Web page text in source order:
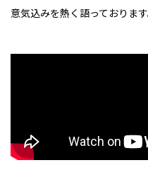
意気込みを熱く語っております